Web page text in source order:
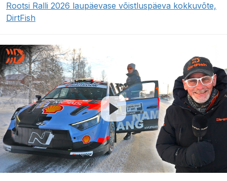
Rootsi Ralli 2026 laupäevase võistluspäeva kokkuvõte,
DirtFish